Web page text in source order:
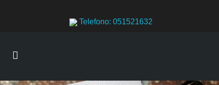
Telefono: 051521632